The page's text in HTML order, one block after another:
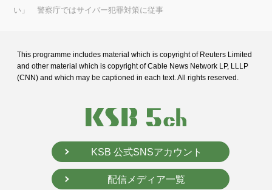
い」 警察庁ではサイバー犯罪対策に従事
This programme includes material which is copyright of Reuters Limited
and other material which is copyright of Cable News Network LP, LLLP
(CNN) and which may be captioned in each text. All rights reserved.
KSB 公式SNSアカウント
配信メディア一覧